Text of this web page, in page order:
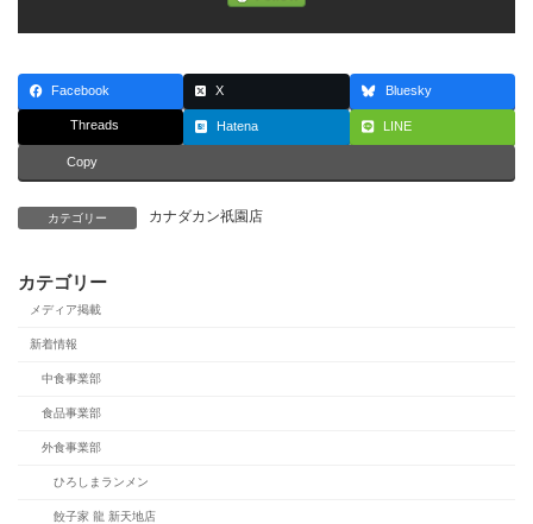
Facebook X Bluesky
Threads Hatena LINE
Copy
カテゴリー カナダカン祇園店
カテゴリー
メディア掲載
新着情報
中食事業部
食品事業部
外食事業部
ひろしまランメン
餃子家 龍 新天地店